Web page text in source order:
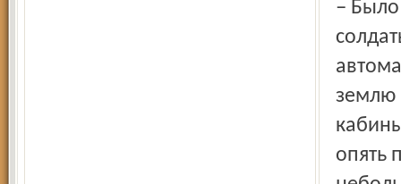
– Было очень много людей в армейской форме. И
землю
опять